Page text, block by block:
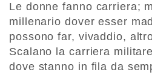
Le donne fanno carriera;
millenario dover esser
possono far, vivaddio,
Scalano la carriera
dove stanno in fila da